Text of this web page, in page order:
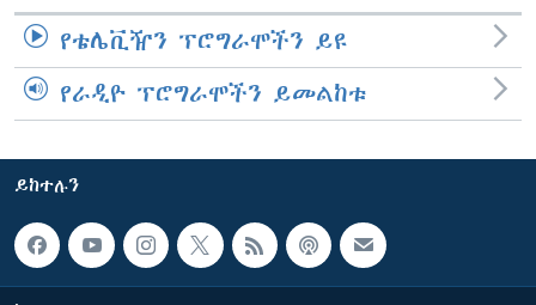
የቴሌቪዥን ፕሮግራሞችን ይዩ
የራዲዮ ፕሮግራሞችን ይመልከቱ
ይከተሉን